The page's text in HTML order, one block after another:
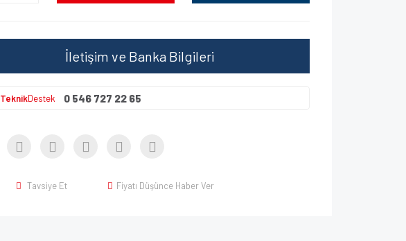
İletişim ve Banka Bilgileri
TeknikDestek 0 546 727 22 65
Tavsiye Et Fiyatı Düşünce Haber Ver